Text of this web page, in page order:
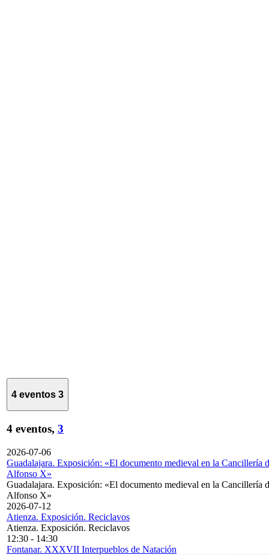
4 eventos 3
4 eventos, 3
2026-07-06
Guadalajara. Exposición: «El documento medieval en la Cancillería
Alfonso X»
Guadalajara. Exposición: «El documento medieval en la Cancillería
Alfonso X»
2026-07-12
Atienza. Exposición. Reciclavos
Atienza. Exposición. Reciclavos
12:30 - 14:30
Fontanar. XXXVII Interpueblos de Natación